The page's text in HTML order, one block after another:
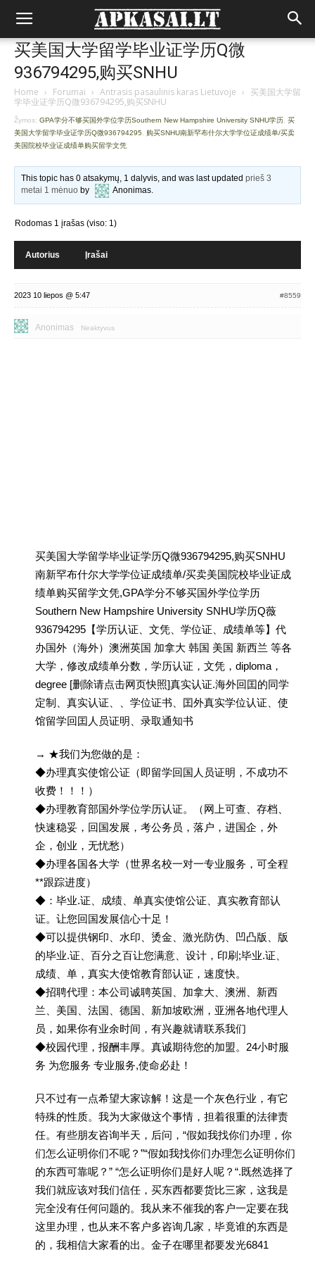
买美国大学留学毕业证学历Q微
936794295,购买SNHU
Home › Forumai › Antrasis pasaulinis karas Lietuvoje › 买美国大学留
学毕业证学历Q微936794295,购买SNHU
Žymos: GPA学分不够买国外学位学历Southern New Hampshire University SNHU学历 买
美国大学留学毕业证学历Q微936794295
购买SNHU南新罕布什尔大学学位证成绩单/买卖
美国院校毕业证成绩单购买留学文凭
This topic has 0 atsakymų, 1 dalyvis, and was last updatedprieš 3
metai 1 mėnuo by Anonimas.
Rodomas 1 įrašas (viso: 1)
Autorius Įrašai
2023 10 liepos @ 5:47 #8559
Anonimas Neaktyvus
买美国大学留学毕业证学历Q微936794295,购买SNHU
南新罕布什尔大学学位证成绩单/买卖美国院校毕业证成
绩单购买留学文凭,GPA学分不够买国外学位学历
Southern New Hampshire University SNHU学历Q薇
936794295【学历认证、文凭、学位证、成绩单等】代
办国外（海外）澳洲英国 加拿大 韩国 美国 新西兰 等各
大学，修改成绩单分数，学历认证，文凭，diploma，
degree [删除请点击网页快照]真实认证.海外回囯的同学
定制、真实认证、、学位证书、囯外真实学位认证、使
馆留学回囯人员证明、录取通知书
→ ★我们为您做的是：
◆办理真实使馆公证（即留学回国人员证明，不成功不
收费！！！）
◆办理教育部国外学位学历认证。（网上可查、存档、
快速稳妥，回国发展，考公务员，落户，进国企，外
企，创业，无忧愁）
◆办理各国各大学（世界名校一对一专业服务，可全程
**跟踪进度）
◆：毕业.证、成绩、单真实使馆公证、真实教育部认
证。让您回国发展信心十足！
◆可以提供钢印、水印、烫金、激光防伪、凹凸版、版
的毕业.证、百分之百让您满意、设计，印刷;毕业.证、
成绩、单，真实大使馆教育部认证，速度快。
◆招聘代理：本公司诚聘英国、加拿大、澳洲、新西
兰、美国、法国、德国、新加坡欧洲，亚洲各地代理人
员，如果你有业余时间，有兴趣就请联系我们
◆校园代理，报酬丰厚。真诚期待您的加盟。24小时服
务 为您服务 专业服务,使命必赴！
只不过有一点希望大家谅解！这是一个灰色行业，有它
特殊的性质。我为大家做这个事情，担着很重的法律责
任。有些朋友咨询半天，后问，“假如我找你们办理，你
们怎么证明你们不呢？”“假如我找你们办理怎么证明你们
的东西可靠呢？” “怎么证明你们是好人呢？“.既然选择了
我们就应该对我们信任，买东西都要货比三家，这我是
完全没有任何问题的。我从来不催我的客户一定要在我
这里办理，也从来不客户多咨询几家，毕竟谁的东西是
的，我相信大家看的出。金子在哪里都要发光6841